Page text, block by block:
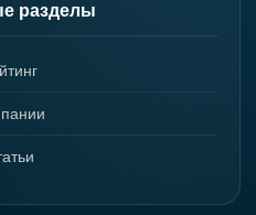
разделы